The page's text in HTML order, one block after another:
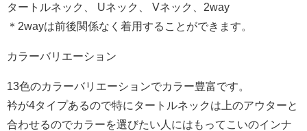
タートルネック、 Uネック、 Vネック、2way
＊2wayは前後関係なく着用することができます。
カラーバリエーション
13色のカラーバリエーションでカラー豊富です。
衿が4タイプあるので特にタートルネックは上のアウターと
合わせるのでカラーを選びたい人にはもってこいのインナ